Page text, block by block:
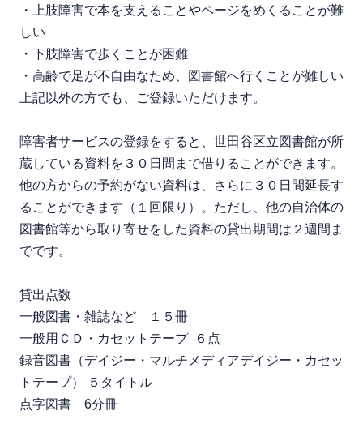
・上肢障害で本を支えることやページをめくることが難
しい
・下肢障害で歩くことが困難
・高齢で足が不自由なため、図書館へ行くことが難しい
上記以外の方でも、ご登録いただけます。
障害者サービスの登録をすると、世田谷区立図書館が所
蔵している資料を３０日間まで借りることができます。
他の方からの予約がない資料は、さらに３０日間延長す
ることができます（１回限り）。ただし、他の自治体の
図書館等から取り寄せをした資料の貸出期間は２週間ま
でです。
貸出点数
一般図書・雑誌など １５冊
一般用ＣＤ・カセットテープ ６点
録音図書（デイジー・マルチメディアデイジー・カセッ
トテープ） ５タイトル
点字図書 6分冊